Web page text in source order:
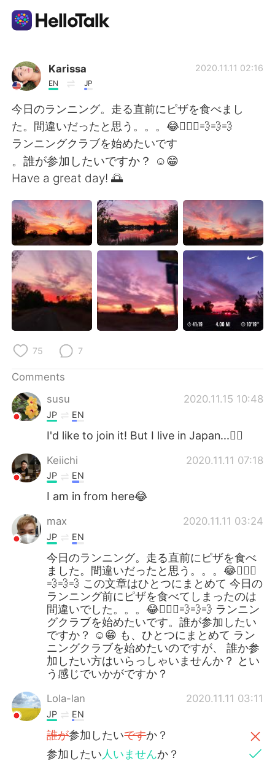
Language Exchange App
AI Grammar Checker
English
简体中文
Español العربية
Français Deutsch
日本語 한국어
Русский ไทย
Türkçe
Português
Karissa
EN JP
2020.11.11 02:16
今日のランニング。走る直前にピザを食べまし
た。間違いだったと思う。。。😂🏃🏽‍♀️💨💨💨
ランニングクラブを始めたいです
。誰が参加したいですか？ ☺️😁
Have a great day! 🌅
75 7
Comments
susu
2020.11.15 10:48
JP EN
I'd like to join it! But I live in Japan...🏃‍♀️
Keiichi 2020.11.11 07:18
JP EN
I am in from here😂
max 2020.11.11 03:24
JP EN
今日のランニング。走る直前にピザを食べ
ました。間違いだったと思う。。。😂🏃🏽‍♀️
💨💨💨 この文章はひとつにまとめて 今日の
ランニング前にピザを食べてしまったのは
間違いでした。。。😂🏃🏽‍♀️💨💨💨 ランニン
グクラブを始めたいです。誰が参加したい
ですか？ ☺️😁 も、ひとつにまとめて ラン
ニングクラブを始めたいのですが、 誰か参
加したい方はいらっしゃいませんか？ とい
う感じでいかがですか？
Lola-lan 2020.11.11 03:11
JP EN
誰が参加したいですか？
参加したい 人いませんか？